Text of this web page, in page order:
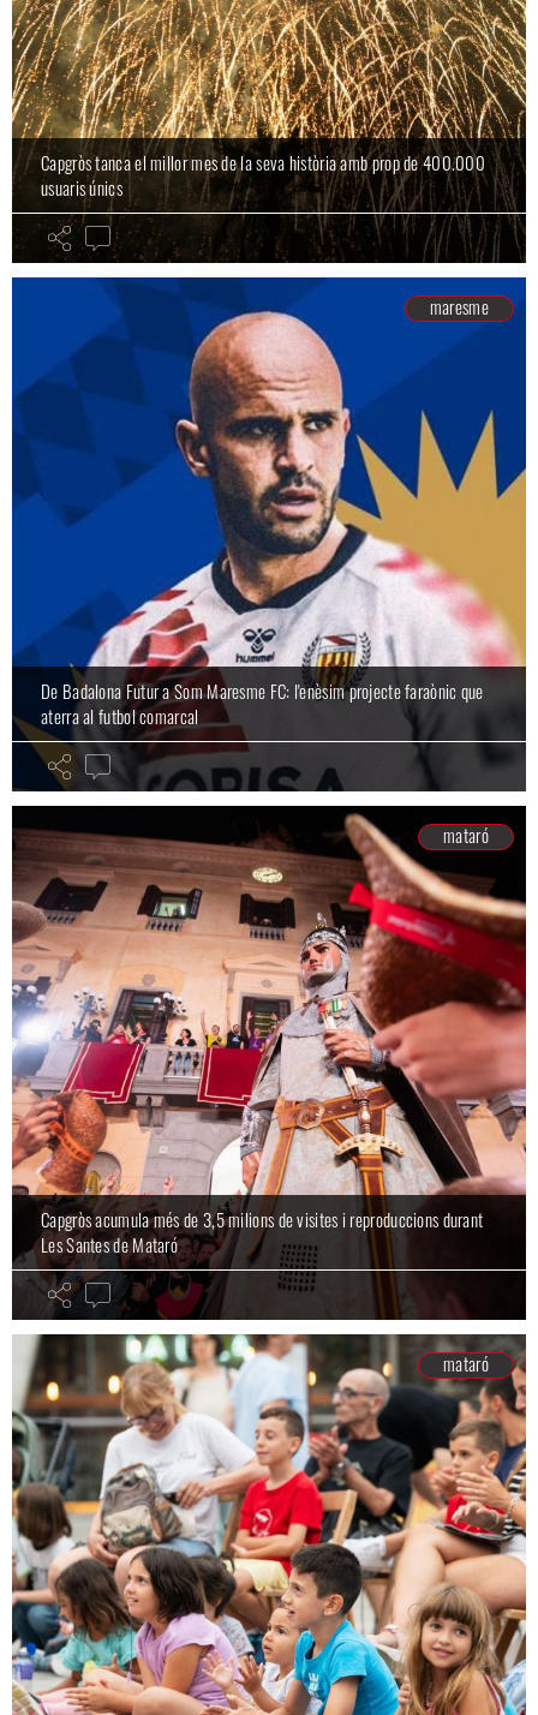
Capgròs tanca el millor mes de la seva història amb prop de 400.000
usuaris únics
maresme
De Badalona Futur a Som Maresme FC: l'enèsim projecte faraònic que
aterra al futbol comarcal
mataró
Capgròs acumula més de 3,5 milions de visites i reproduccions durant
Les Santes de Mataró
mataró